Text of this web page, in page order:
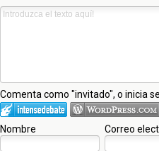
Comenta como "invitado", o inicia
Nombre Correo